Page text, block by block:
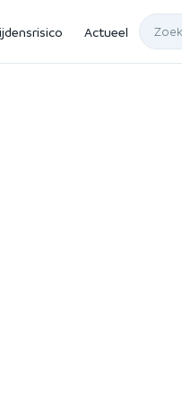
Actueel